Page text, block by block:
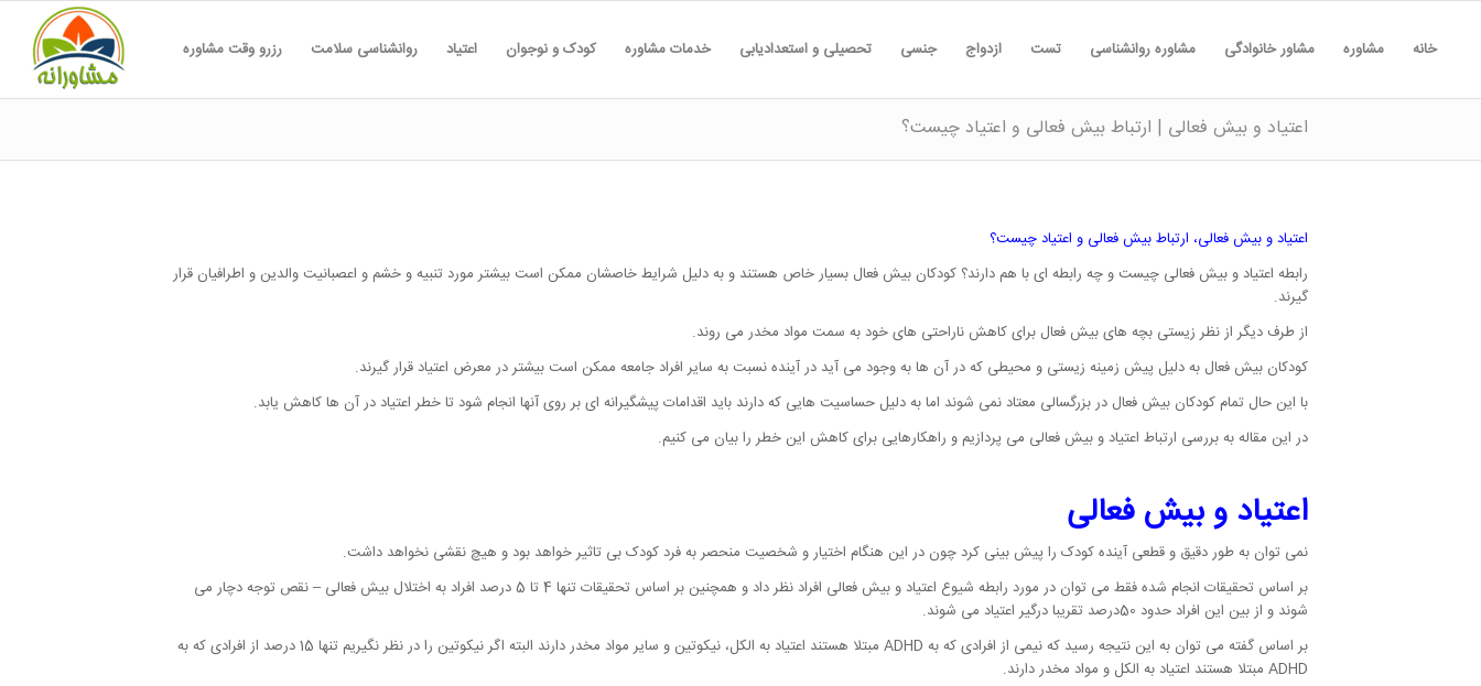
خانه مشاوره مشاور خانوادگی مشاوره روانشناسی تست ازدواج جنسی تحصیلی و استعدادیابی خدمات مشاوره کودک و نوجوان اعتیاد روانشناسی سلامت رزرو وقت مشاوره
اعتیاد و بیش فعالی | ارتباط بیش فعالی و اعتیاد چیست؟
اعتیاد و بیش فعالی، ارتباط بیش فعالی و اعتیاد چیست؟
رابطه اعتیاد و بیش فعالی چیست و چه رابطه ای با هم دارند؟ کودکان بیش فعال بسیار خاص هستند و به دلیل شرایط خاصشان ممکن است بیشتر مورد تنبیه و خشم و اعصبانیت والدین و اطرافیان قرار
گیرند.
از طرف دیگر از نظر زیستی بچه های بیش فعال برای کاهش ناراحتی های خود به سمت مواد مخدر می روند.
کودکان بیش فعال به دلیل پیش زمینه زیستی و محیطی که در آن ها به وجود می آید در آینده نسبت به سایر افراد جامعه ممکن است بیشتر در معرض اعتیاد قرار گیرند.
با این حال تمام کودکان بیش فعال در بزرگسالی معتاد نمی شوند اما به دلیل حساسیت هایی که دارند باید اقدامات پیشگیرانه ای بر روی آنها انجام شود تا خطر اعتیاد در آن ها کاهش یابد.
در این مقاله به بررسی ارتباط اعتیاد و بیش فعالی می پردازیم و راهکارهایی برای کاهش این خطر را بیان می کنیم.
اعتیاد و بیش فعالی
نمی توان به طور دقیق و قطعی آینده کودک را پیش بینی کرد چون در این هنگام اختیار و شخصیت منحصر به فرد کودک بی تاثیر خواهد بود و هیچ نقشی نخواهد داشت.
بر اساس تحقیقات انجام شده فقط می توان در مورد رابطه شیوع اعتیاد و بیش فعالی افراد نظر داد و همچنین بر اساس تحقیقات تنها 4 تا 5 درصد افراد به اختلال بیش فعالی – نقص توجه دچار می
شوند و از بین این افراد حدود 50درصد تقریبا درگیر اعتیاد می شوند.
بر اساس گفته می توان به این نتیجه رسید که نیمی از افرادی که به ADHD مبتلا هستند اعتیاد به الکل، نیکوتین و سایر مواد مخدر دارند البته اگر نیکوتین را در نظر نگیریم تنها 15 درصد از افرادی که به
ADHD مبتلا هستند اعتیاد به الکل و مواد مخدر دارند.